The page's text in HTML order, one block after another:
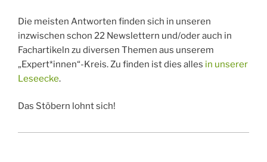
Die meisten Antworten finden sich in unseren
inzwischen schon 22 Newslettern und/oder auch in
Fachartikeln zu diversen Themen aus unserem
„Expert*innen“-Kreis. Zu finden ist dies alles in unserer
Leseecke.
Das Stöbern lohnt sich!